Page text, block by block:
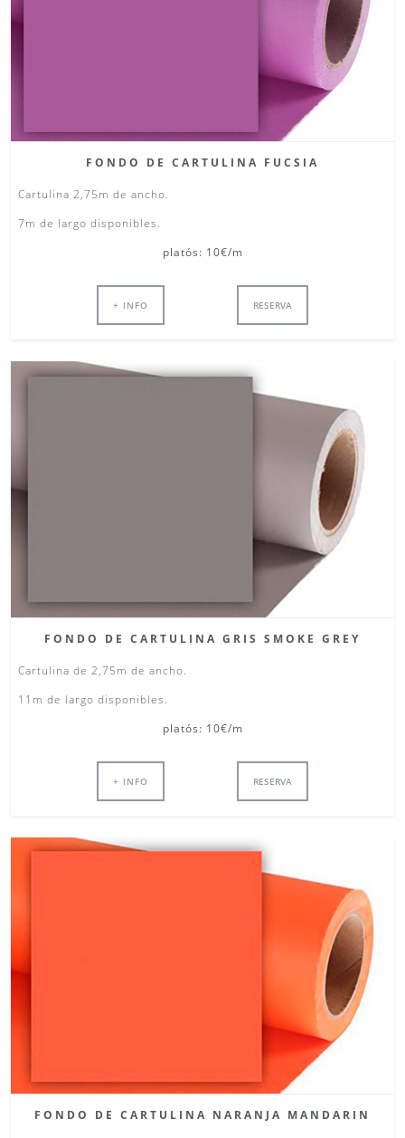
FONDO DE CARTULINA FUCSIA
Cartulina 2,75m de ancho.
7m de largo disponibles.
platós: 10€/m
+ INFO RESERVA
FONDO DE CARTULINA GRIS SMOKE GREY
Cartulina de 2,75m de ancho.
11m de largo disponibles.
platós: 10€/m
+ INFO RESERVA
FONDO DE CARTULINA NARANJA MANDARIN